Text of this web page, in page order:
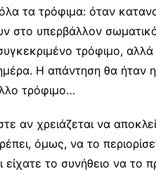
τα τρόφιμα: όταν
στο υπερβάλλον
τρόφιμο,
Η απάντηση θα ήταν η
τρόφιμο…
αν χρειάζεται να
όμως, να το
το συνήθειο να το